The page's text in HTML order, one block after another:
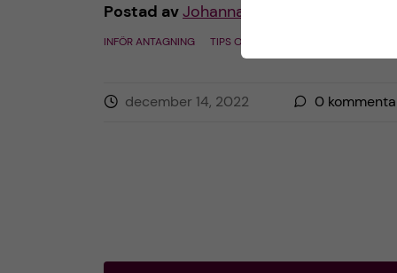
Postad avJohanna sjuksköterskestudent
INFÖR ANTAGNING TIPS OCH TRICKS
december 14, 2022 0